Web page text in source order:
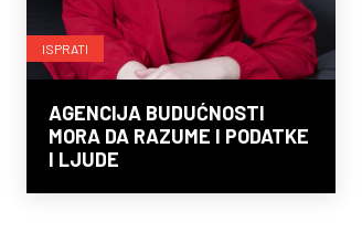
ISPRATI
AGENCIJA BUDUĆNOSTI
MORA DA RAZUME I PODATKE
I LJUDE